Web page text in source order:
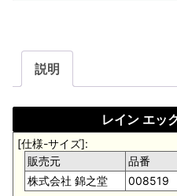
説明
レイン エッ
[仕様-サイズ]:
販売元
品番
株式会社 錦之堂
008519